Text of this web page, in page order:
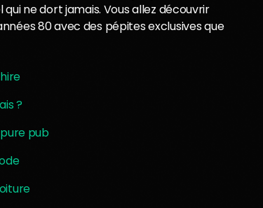
qui ne dort jamais. Vous allez découvrir
80 avec des pépites exclusives que
?
pub